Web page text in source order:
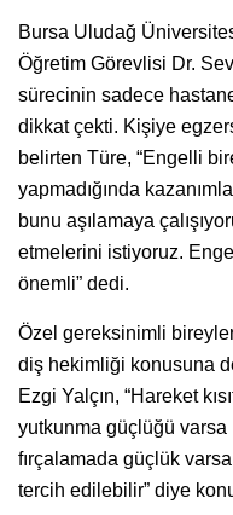
Bursa Uludağ
Öğretim Görevlisi Dr.
sürecinin sadece
dikkat çekti. Kişiye
belirten Türe, “Engelli
yapmadığında
bunu aşılamaya
etmelerini istiyoruz.
önemli” dedi.
Özel gereksinimli
diş hekimliği konusuna
Ezgi Yalçın, “Hareket
yutkunma güçlüğü varsa
fırçalamada güçlük
tercih edilebilir” diye